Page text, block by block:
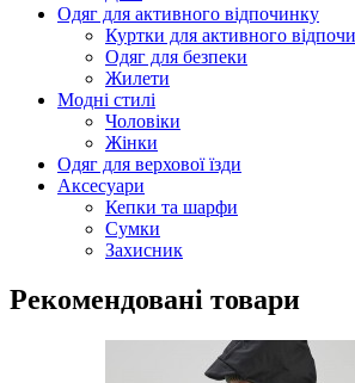
Одяг для активного відпочинку
Куртки для активного
Одяг для безпеки
Жилети
Модні стилі
Чоловіки
Жінки
Одяг для верхової їзди
Аксесуари
Кепки та шарфи
Сумки
Захисник
Рекомендовані товари